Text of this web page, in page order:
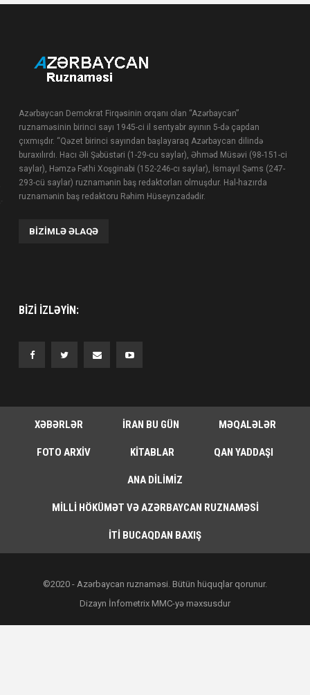
Azərbaycan Demokrat Firqəsinin orqanı olan “Azərbaycan”
ruznaməsinin birinci sayı 1945-ci il sentyabr ayının 5-də çapdan
çıxmışdır. “Qəzet birinci sayından başlayaraq Azərbaycan dilində
buraxılırdı. Hacı Əli Şəbüstəri (1-29-cu saylar), Əhməd Müsəvi (98-151-ci
saylar), Həmzə Fəthi Xoşginabi (152-246-cı saylar), İsmayıl Şəms (247-
293-cü saylar) ruznamənin baş redaktorları olmuşdur. Hal-hazırda
ruznamənin baş redaktoru Rəhim Hüseynzadədir.
BIZIMLƏ ƏLAQƏ
BIZI IZLƏYIN:
XƏBƏRLƏR İRAN BU GÜN MƏQALƏLƏR
FOTO ARXIV KITABLAR QAN YADDAŞI
ANA DILIMIZ
MILLI HÖKÜMƏT VƏ AZƏRBAYCAN RUZNAMƏSI
İTI BUCAQDAN BAXIŞ
©2020 - Azərbaycan ruznaməsi. Bütün hüquqlar qorunur.
Dizayn İnfometrix MMC-yə məxsusdur